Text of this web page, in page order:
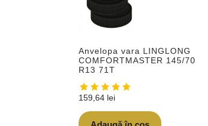
Anvelopa vara LINGLONG
COMFORTMASTER 145/70
R13 71T
159,64 lei